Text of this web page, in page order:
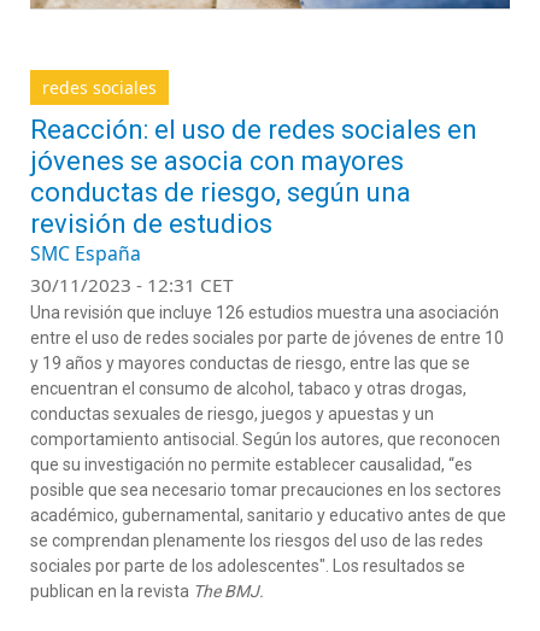
redes sociales
Reacción: el uso de redes sociales en
jóvenes se asocia con mayores
conductas de riesgo, según una
revisión de estudios
SMC España
30/11/2023 - 12:31 CET
Una revisión que incluye 126 estudios muestra una asociación
entre el uso de redes sociales por parte de jóvenes de entre 10
y 19 años y mayores conductas de riesgo, entre las que se
encuentran el consumo de alcohol, tabaco y otras drogas,
conductas sexuales de riesgo, juegos y apuestas y un
comportamiento antisocial. Según los autores, que reconocen
que su investigación no permite establecer causalidad, “es
posible que sea necesario tomar precauciones en los sectores
académico, gubernamental, sanitario y educativo antes de que
se comprendan plenamente los riesgos del uso de las redes
sociales por parte de los adolescentes". Los resultados se
publican en la revista The BMJ.